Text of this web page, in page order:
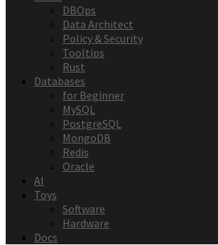
DBOps
Data Architect
Policy & Security
Tooltips
Rust
Databases
for Beginner
MySQL
PostgreSQL
MongoDB
Redis
Oracle
AI
Toys
Software
Hardware
Docs